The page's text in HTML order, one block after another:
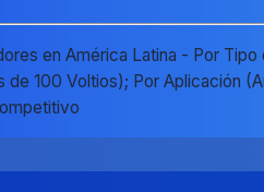
en América Latina - Por
de 100 Voltios); Por Aplicación